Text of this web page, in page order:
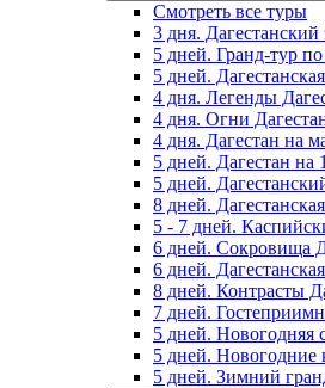
Смотреть все туры
3 дня. Дагестанский
5 дней. Гранд-тур
5 дней.
4 дня. Легенды
4 дня. Огни
4 дня. Дагестан на
5 дней. Дагестан на
5 дней.
8 дней.
5 - 7 дней.
6 дней. Сокровища
6 дней.
8 дней. Контрасты
7 дней.
5 дней. Новогодняя
5 дней. Новогодние
5 дней. Зимний